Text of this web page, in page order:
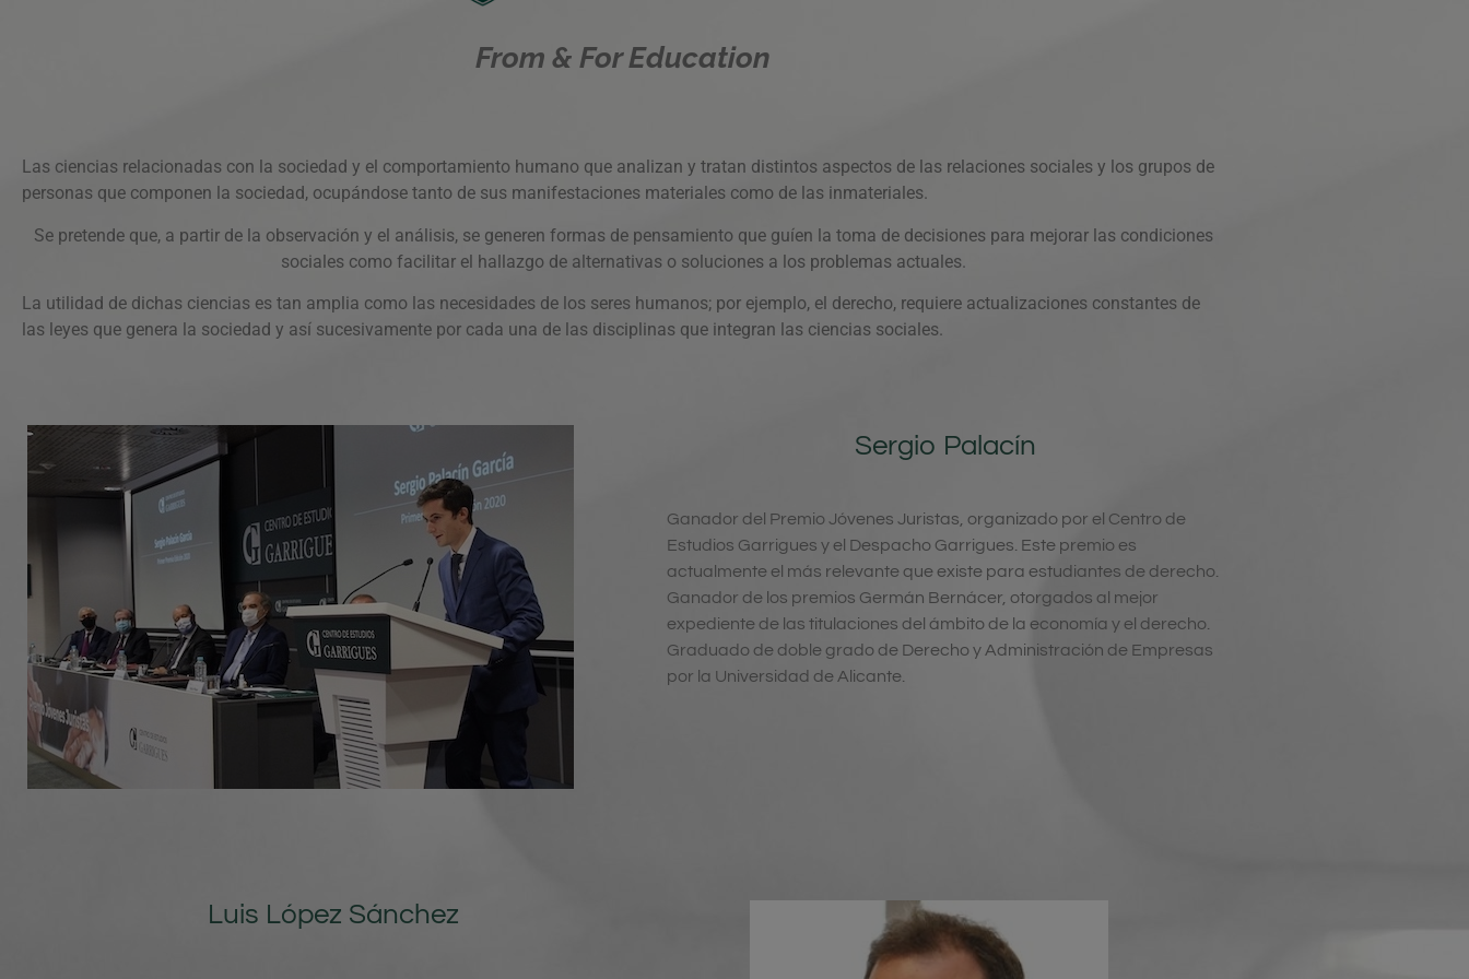
From & For Education
Las ciencias relacionadas con la sociedad y el comportamiento humano que analizan y tratan distintos aspectos de las relaciones sociales y los grupos de
personas que componen la sociedad, ocupándose tanto de sus manifestaciones materiales como de las inmateriales.
Se pretende que, a partir de la observación y el análisis, se generen formas de pensamiento que guíen la toma de decisiones para mejorar las condiciones
sociales como facilitar el hallazgo de alternativas o soluciones a los problemas actuales.
La utilidad de dichas ciencias es tan amplia como las necesidades de los seres humanos; por ejemplo, el derecho, requiere actualizaciones constantes de
las leyes que genera la sociedad y así sucesivamente por cada una de las disciplinas que integran las ciencias sociales.
Sergio Palacín
Ganador del Premio Jóvenes Juristas, organizado por el Centro de
Estudios Garrigues y el Despacho Garrigues . Este premio es
actualmente el más relevante que existe para estudiantes de derecho.
Ganador de los premios Germán Bernácer, otorgados al mejor
expediente de las titulaciones del ámbito de la economía y el derecho.
Graduado de doble grado de Derecho y Administración de Empresas
por la Universidad de Alicante.
Luis López Sánchez